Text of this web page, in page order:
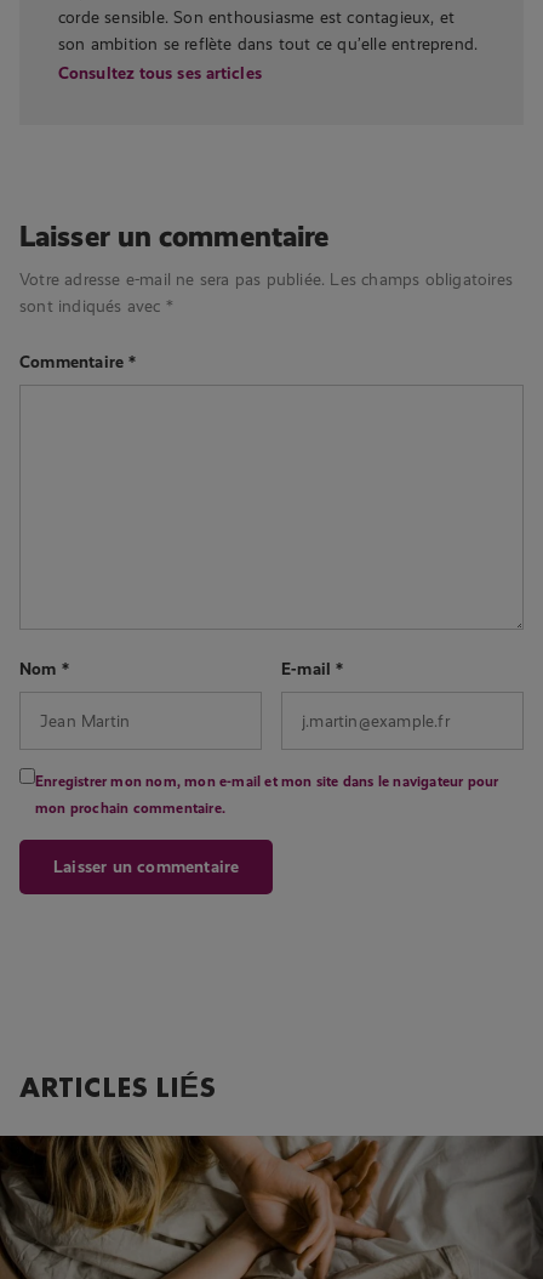
corde sensible. Son enthousiasme est contagieux, et
son ambition se reflète dans tout ce qu’elle entreprend.
Consultez tous ses articles
Laisser un commentaire
Votre adresse e-mail ne sera pas publiée. Les champs obligatoires
sont indiqués avec *
Commentaire*
Nom * E-mail*
Enregistrer mon nom, mon e-mail et mon site dans le navigateur pour
mon prochain commentaire.
ARTICLES LIÉS